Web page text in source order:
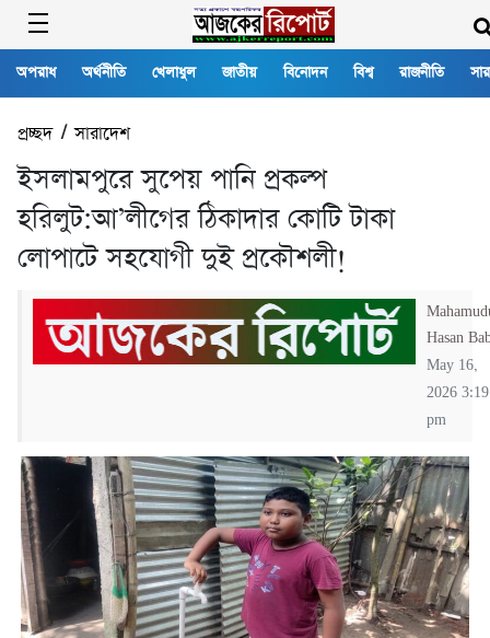
অপরাধ অর্থনীতি খেলাধুল জাতীয় বিনোদন বিশ্ব রাজনীতি
প্রচ্ছদ/সারাদেশ
ইসলামপুরে সুপেয় পানি প্রকল্প
হরিলুট:আ’লীগের ঠিকাদার কোটি টাকা
লোপাটে সহযোগী দুই প্রকৌশলী!
Hasan
May 16,
2026 3:19
pm